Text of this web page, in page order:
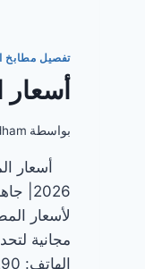
تفصيل مطابخ
بواسطة
أسعار
2026| جاهزة ومفصلة
لأسعار
مجانية